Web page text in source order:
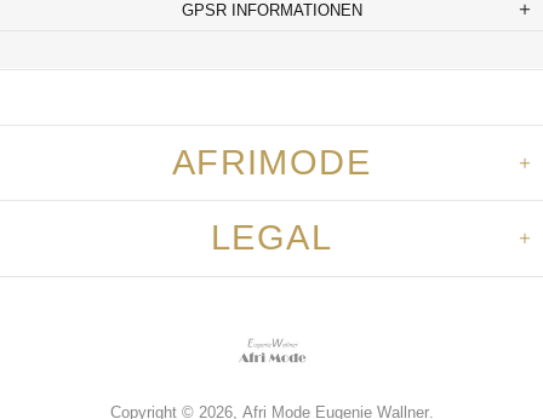
GPSR INFORMATIONEN
AFRIMODE
LEGAL
Copyright © 2026, Afri Mode Eugenie Wallner.